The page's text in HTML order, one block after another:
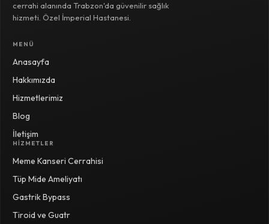
cerrahi alanında Trabzon'da güvenilir sağlık
hizmeti. Özel İmperial Hastanesi.
MENÜ
Anasayfa
Hakkımızda
Hizmetlerimiz
Blog
İletişim
HIZMETLER
Meme Kanseri Cerrahisi
Tüp Mide Ameliyatı
Gastrik Bypass
Tiroid ve Guatr